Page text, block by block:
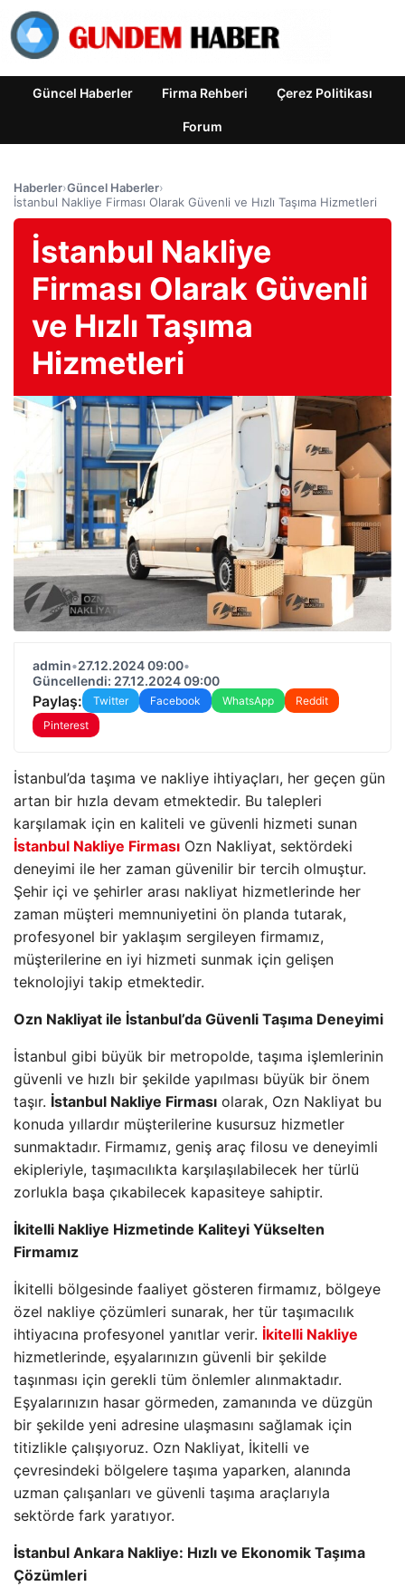
Güncel Haberler Firma Rehberi Çerez Politikası
Forum
Haberler›Güncel Haberler›
İstanbul Nakliye Firması Olarak Güvenli ve Hızlı Taşıma Hizmetleri
İstanbul Nakliye
Firması Olarak Güvenli
ve Hızlı Taşıma
Hizmetleri
admin•27.12.2024 09:00•
Güncellendi: 27.12.2024 09:00
Paylaş: Twitter Facebook WhatsApp
Reddit
Pinterest
İstanbul’da taşıma ve nakliye ihtiyaçları, her geçen gün
artan bir hızla devam etmektedir. Bu talepleri
karşılamak için en kaliteli ve güvenli hizmeti sunan
İstanbul Nakliye Firması Ozn Nakliyat, sektördeki
deneyimi ile her zaman güvenilir bir tercih olmuştur.
Şehir içi ve şehirler arası nakliyat hizmetlerinde her
zaman müşteri memnuniyetini ön planda tutarak,
profesyonel bir yaklaşım sergileyen firmamız,
müşterilerine en iyi hizmeti sunmak için gelişen
teknolojiyi takip etmektedir.
Ozn Nakliyat ile İstanbul’da Güvenli Taşıma Deneyimi
İstanbul gibi büyük bir metropolde, taşıma işlemlerinin
güvenli ve hızlı bir şekilde yapılması büyük bir önem
taşır. İstanbul Nakliye Firması olarak, Ozn Nakliyat bu
konuda yıllardır müşterilerine kusursuz hizmetler
sunmaktadır. Firmamız, geniş araç filosu ve deneyimli
ekipleriyle, taşımacılıkta karşılaşılabilecek her türlü
zorlukla başa çıkabilecek kapasiteye sahiptir.
İkitelli Nakliye Hizmetinde Kaliteyi Yükselten
Firmamız
İkitelli bölgesinde faaliyet gösteren firmamız, bölgeye
özel nakliye çözümleri sunarak, her tür taşımacılık
ihtiyacına profesyonel yanıtlar verir. İkitelli Nakliye
hizmetlerinde, eşyalarınızın güvenli bir şekilde
taşınması için gerekli tüm önlemler alınmaktadır.
Eşyalarınızın hasar görmeden, zamanında ve düzgün
bir şekilde yeni adresine ulaşmasını sağlamak için
titizlikle çalışıyoruz. Ozn Nakliyat, İkitelli ve
çevresindeki bölgelere taşıma yaparken, alanında
uzman çalışanları ve güvenli taşıma araçlarıyla
sektörde fark yaratıyor.
İstanbul Ankara Nakliye: Hızlı ve Ekonomik Taşıma
Çözümleri